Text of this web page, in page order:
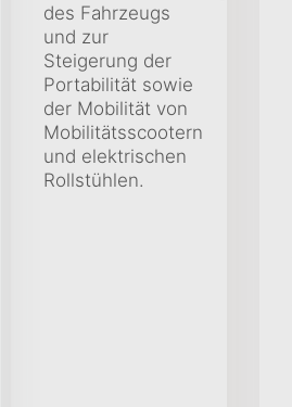
des Fahrzeugs
und zur
Steigerung der
Portabilität sowie
der Mobilität von
Mobilitätsscootern
und elektrischen
Rollstühlen.